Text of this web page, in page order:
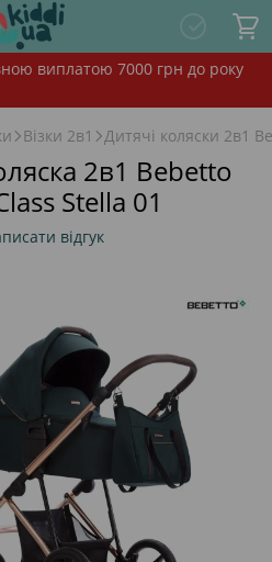
виплатою 7000 грн до року
Візки 2в1 Дитячі коляски 2в1
2в1 Bebetto
Stella 01
відгук